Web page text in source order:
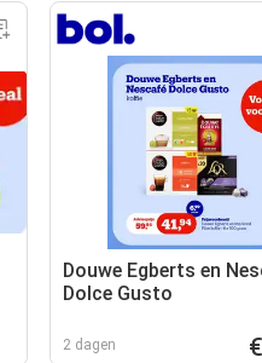
Douwe Egberts en
Dolce Gusto
2 dagen